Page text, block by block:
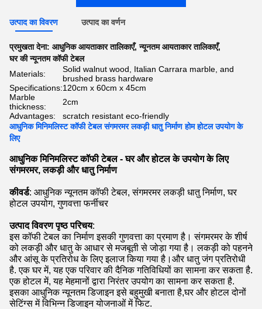
उत्पाद का विवरण उत्पाद का वर्णन
प्रमुखता देना: आधुनिक आयताकार तालिकाएँ,न्यूनतम आयताकार तालिकाएँ,
घर की न्यूनतम कॉफी टेबल
Materials:
Solid walnut wood, Italian Carrara marble, and
brushed brass hardware
Specifications:120cm x 60cm x 45cm
Marble
thickness:
2cm
Advantages:
scratch resistant eco-friendly
आधुनिक मिनिमलिस्ट कॉफी टेबल संगमरमर लकड़ी धातु निर्माण होम होटल उपयोग के
लिए
आधुनिक मिनिमलिस्ट कॉफी टेबल - घर और होटल के उपयोग के लिए
संगमरमर, लकड़ी और धातु निर्माण
कीवर्ड: आधुनिक न्यूनतम कॉफी टेबल, संगमरमर लकड़ी धातु निर्माण, घर
होटल उपयोग, गुणवत्ता फर्नीचर
उत्पाद विवरण पृष्ठ परिचय:
इस कॉफी टेबल का निर्माण इसकी गुणवत्ता का प्रमाण है। संगमरमर के शीर्ष
को लकड़ी और धातु के आधार से मजबूती से जोड़ा गया है। लकड़ी को पहनने
और आंसू के प्रतिरोध के लिए इलाज किया गया है।और धातु जंग प्रतिरोधी
है. एक घर में, यह एक परिवार की दैनिक गतिविधियों का सामना कर सकता है.
एक होटल में, यह मेहमानों द्वारा निरंतर उपयोग का सामना कर सकता है.
इसका आधुनिक न्यूनतम डिजाइन इसे बहुमुखी बनाता है,घर और होटल दोनों
सेटिंग्स में विभिन्न डिजाइन योजनाओं में फिट.